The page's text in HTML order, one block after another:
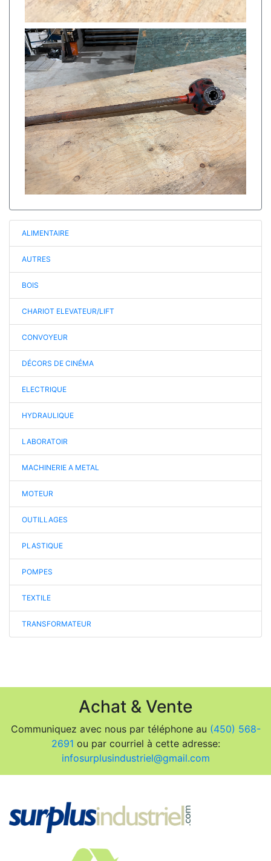
ALIMENTAIRE
AUTRES
BOIS
CHARIOT ELEVATEUR/LIFT
CONVOYEUR
DÉCORS DE CINÉMA
ELECTRIQUE
HYDRAULIQUE
LABORATOIR
MACHINERIE A METAL
MOTEUR
OUTILLAGES
PLASTIQUE
POMPES
TEXTILE
TRANSFORMATEUR
Achat & Vente
Communiquez avec nous par téléphone au (450) 568-
2691 ou par courriel à cette adresse:
infosurplusindustriel@gmail.com